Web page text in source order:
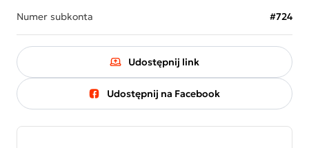
Numer subkonta #724
Udostępnij link
Udostępnij na Facebook